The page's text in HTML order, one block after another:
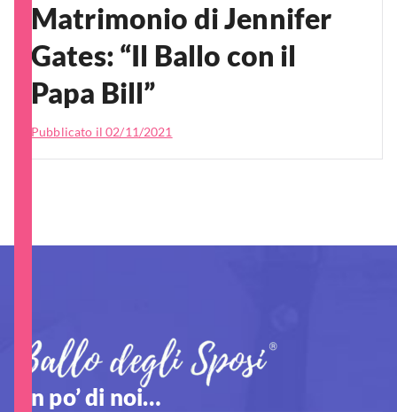
Matrimonio di Jennifer
Gates: “Il Ballo con il
Papa Bill”
Pubblicato il02/11/2021
Un po’ di noi…